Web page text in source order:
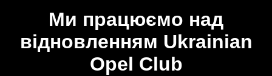
Ми працюємо над
відновленням Ukrainian
Opel Club